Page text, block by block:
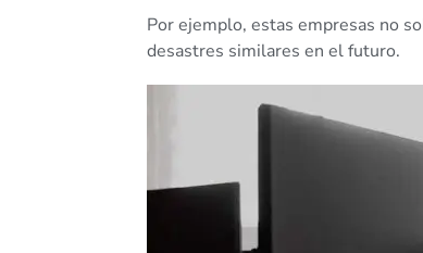
Por ejemplo, estas empresas no
desastres similares en el futuro.